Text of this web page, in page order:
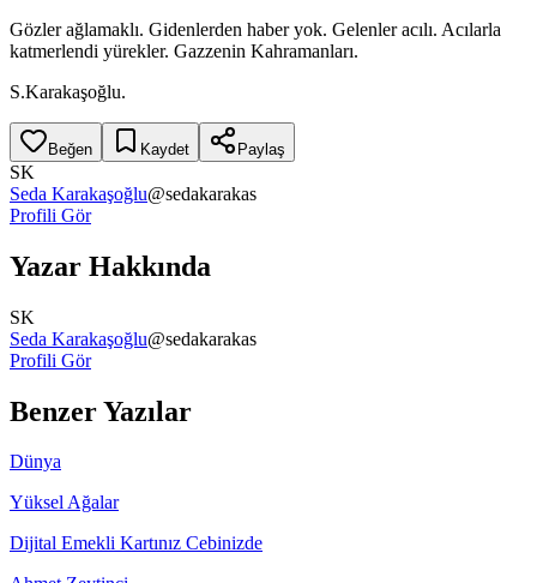
Gözler ağlamaklı. Gidenlerden haber yok. Gelenler acılı. Acılarla
katmerlendi yürekler. Gazzenin Kahramanları.
S.Karakaşoğlu.
Beğen Kaydet Paylaş
SK
Seda Karakaşoğlu@sedakarakas
Profili Gör
Yazar Hakkında
SK
Seda Karakaşoğlu@sedakarakas
Profili Gör
Benzer Yazılar
Dünya
Yüksel Ağalar
Dijital Emekli Kartınız Cebinizde